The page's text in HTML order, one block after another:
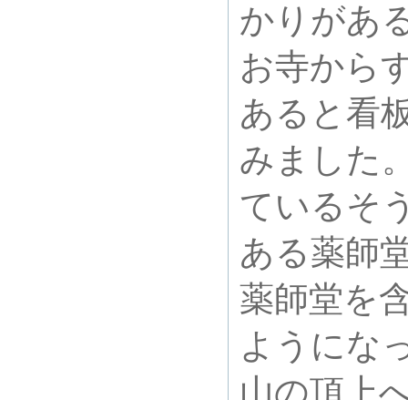
かりがあ
お寺から
あると看
みました
ているそ
ある薬師
薬師堂を
ようにな
山の頂上